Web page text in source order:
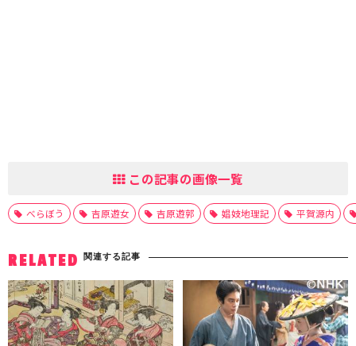
この記事の画像一覧
べらぼう 吉原遊女 吉原遊郭 娼妓地理記 平賀源内
RELATED 関連する記事